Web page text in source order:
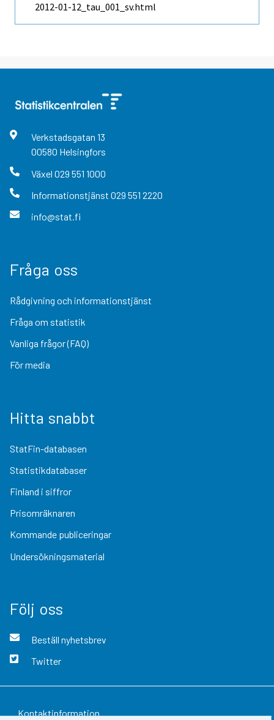
2012-01-12_tau_001_sv.html
Verkstadsgatan 13
00580 Helsingfors
Växel 029 551 1000
Informationstjänst 029 551 2220
info@stat.fi
Fråga oss
Rådgivning och informationstjänst
Fråga om statistik
Vanliga frågor (FAQ)
För media
Hitta snabbt
StatFin-databasen
Statistikdatabaser
Finland i siffror
Prisomräknaren
Kommande publiceringar
Undersökningsmaterial
Följ oss
Beställ nyhetsbrev
Twitter
Kontaktinformation